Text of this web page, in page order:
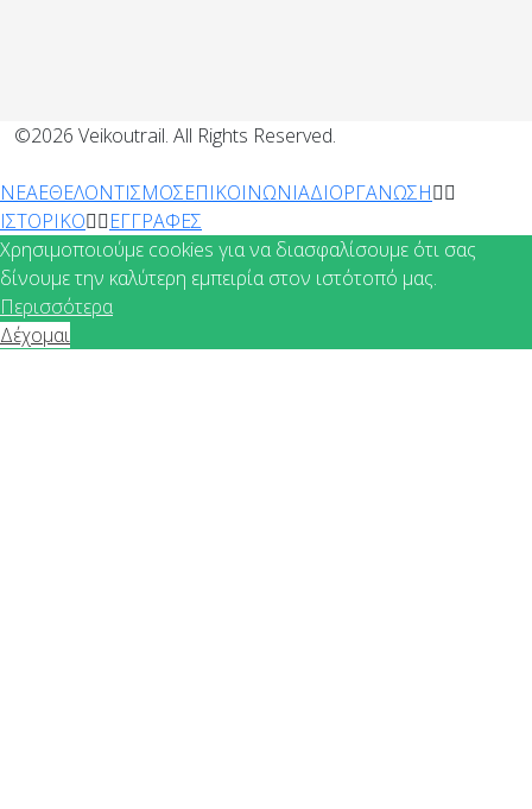
©2026 Veikoutrail. All Rights Reserved.
ΝΕΑΕΘΕΛΟΝΤΙΣΜΟΣΕΠΙΚΟΙΝΩΝΙΑΔΙΟΡΓΑΝΩΣΗ
ΙΣΤΟΡΙΚΟ
ΕΓΓΡΑΦΕΣ
Χρησιμοποιούμε cookies για να διασφαλίσουμε ότι σας
δίνουμε την καλύτερη εμπειρία στον ιστότοπό μας.
Περισσότερα
Δέχομαι